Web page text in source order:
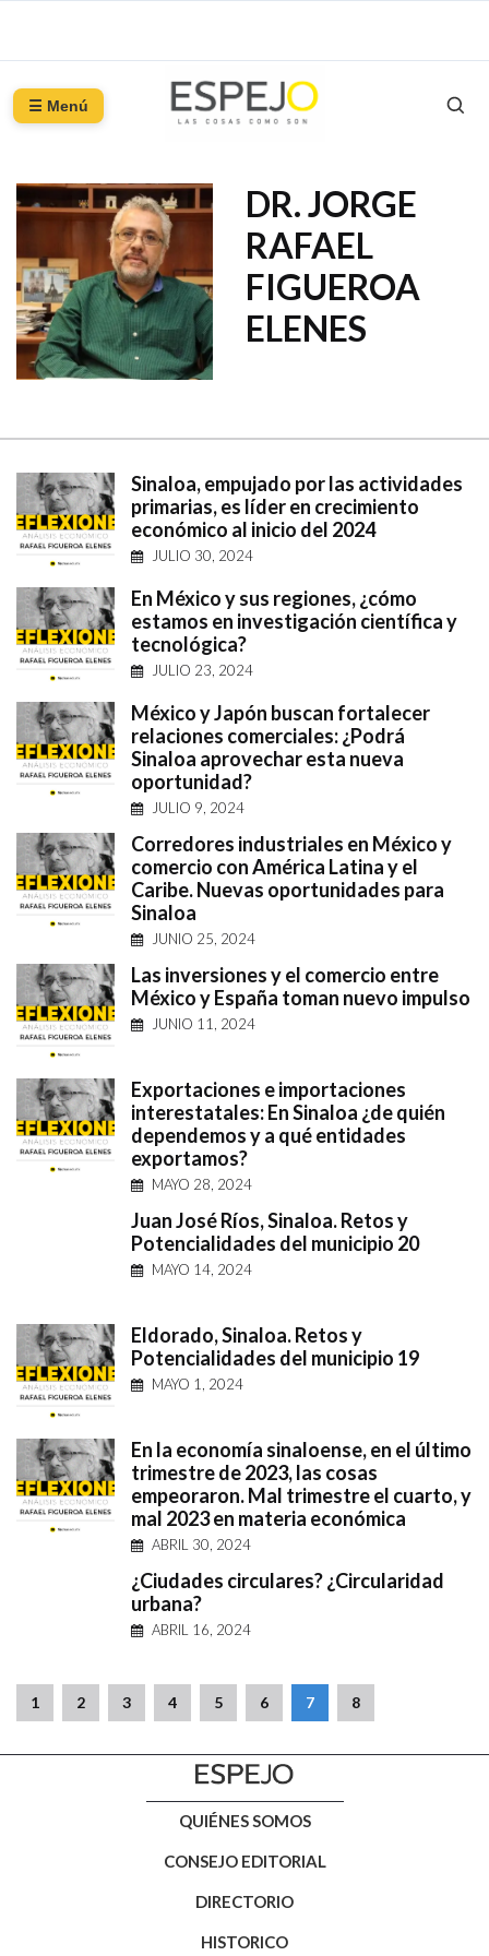
☰ Menú
DR. JORGE
RAFAEL
FIGUEROA
ELENES
Sinaloa, empujado por las actividades
primarias, es líder en crecimiento
económico al inicio del 2024
JULIO 30, 2024
En México y sus regiones, ¿cómo
estamos en investigación científica y
tecnológica?
JULIO 23, 2024
México y Japón buscan fortalecer
relaciones comerciales: ¿Podrá
Sinaloa aprovechar esta nueva
oportunidad?
JULIO 9, 2024
Corredores industriales en México y
comercio con América Latina y el
Caribe. Nuevas oportunidades para
Sinaloa
JUNIO 25, 2024
Las inversiones y el comercio entre
México y España toman nuevo impulso
JUNIO 11, 2024
Exportaciones e importaciones
interestatales: En Sinaloa ¿de quién
dependemos y a qué entidades
exportamos?
MAYO 28, 2024
Juan José Ríos, Sinaloa. Retos y
Potencialidades del municipio 20
MAYO 14, 2024
Eldorado, Sinaloa. Retos y
Potencialidades del municipio 19
MAYO 1, 2024
En la economía sinaloense, en el último
trimestre de 2023, las cosas
empeoraron. Mal trimestre el cuarto, y
mal 2023 en materia económica
ABRIL 30, 2024
¿Ciudades circulares? ¿Circularidad
urbana?
ABRIL 16, 2024
1 2 3 4 5 6 7 8
QUIÉNES SOMOS
CONSEJO EDITORIAL
DIRECTORIO
HISTORICO